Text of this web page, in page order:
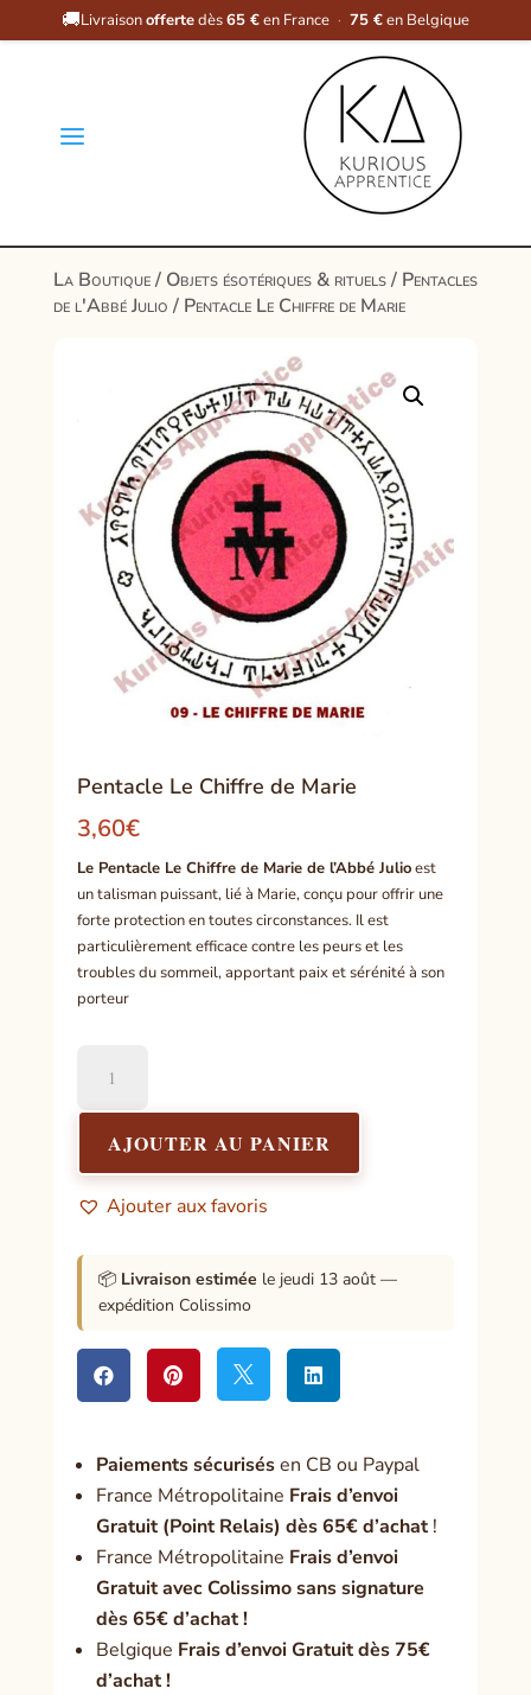
🚚Livraisonoffertedès65 €en France · 75 €en Belgique
a
La Boutique/ Objets ésotériques & rituels/ Pentacles
de l'Abbé Julio/ Pentacle Le Chiffre de Marie
Pentacle Le Chiffre de Marie
3,60€
Le Pentacle Le Chiffre de Marie de l’Abbé Julioest
un talisman puissant, lié à Marie, conçu pour offrir une
forte protection en toutes circonstances. Il est
particulièrement efficace contre les peurs et les
troubles du sommeil, apportant paix et sérénité à son
porteur
Pentacle
Chiffre
de
Marie
AJOUTER AU PANIER
Ajouter aux favoris
📦 Livraison estimée le jeudi 13 août —
expédition Colissimo
   
Paiements sécurisésen CB ou Paypal
France Métropolitaine Frais d’envoi
Gratuit (Point Relais) dès 65€ d’achat!
France Métropolitaine Frais d’envoi
Gratuit avec Colissimo sans signature
dès 65€ d’achat !
Belgique Frais d’envoi Gratuit dès 75€
d’achat !